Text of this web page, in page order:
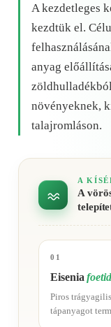
A kezdetleges
kezdtük el.
anyag
növényeknek,
talajromláson.
A
A
01
Eisenia
Piros
tápanyagot